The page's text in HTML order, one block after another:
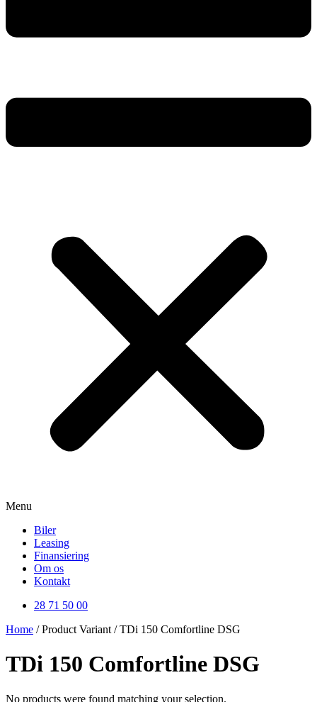
Menu
Biler
Leasing
Finansiering
Om os
Kontakt
28 71 50 00
Home / Product Variant / TDi 150 Comfortline DSG
TDi 150 Comfortline DSG
No products were found matching your selection.